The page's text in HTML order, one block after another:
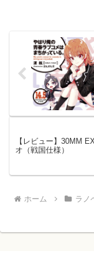
【レビュー】30MM
オ（戦国仕様）
ホーム ラノ